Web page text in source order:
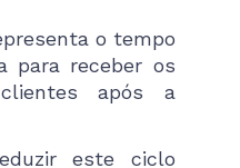
o tempo
para receber os
após a
este ciclo